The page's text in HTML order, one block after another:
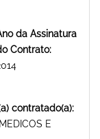
da Assinatura
Contrato:
contratado(a):
E